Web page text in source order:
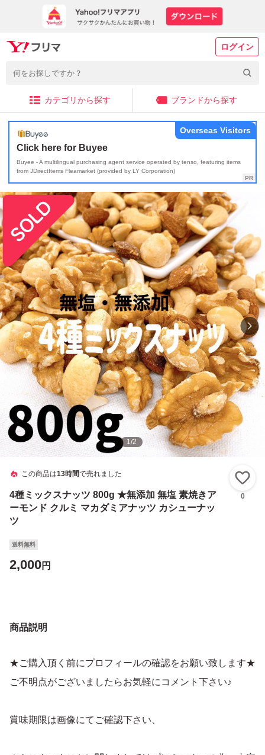
ログイン
カテゴリから探す ブランドから探す
Click here for Buyee
Buyee - A multilingual purchasing agent service operated by tenso, featuring items
from JDirectItems Fleamarket (provided by LY Corporation)
Overseas Visitors
1/2
この商品は13時間で売れました
4種ミックスナッツ 800g ★無添加 無塩 素焼きア
ーモンド クルミ マカダミアナッツ カシューナッ
ツ
0
送料無料
2,000円
商品説明
★ご購入頂く前にプロフィールの確認をお願い致します★
ご不明点がございましたらお気軽にコメント下さい♪
賞味期限は画像にてご確認下さい、